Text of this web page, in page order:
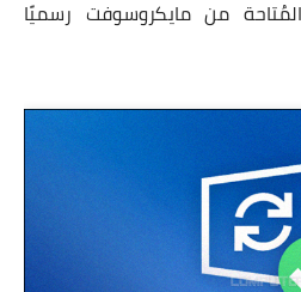
من مايكروسوفت رسميًا